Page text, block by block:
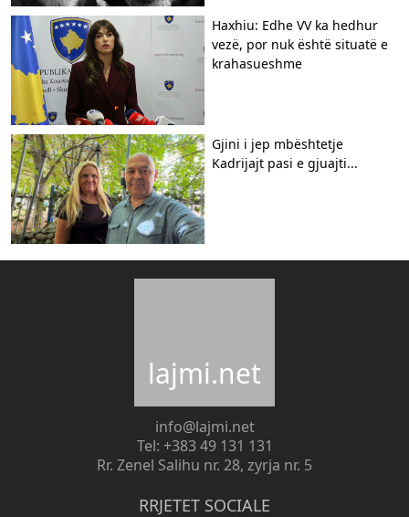
Haxhiu: Edhe VV ka hedhur
vezë, por nuk është situatë e
krahasueshme
Gjini i jep mbështetje
Kadrijajt pasi e gjuajti...
lajmi.net
info@lajmi.net
Tel: +383 49 131 131
Rr. Zenel Salihu nr. 28, zyrja nr. 5
RRJETET SOCIALE